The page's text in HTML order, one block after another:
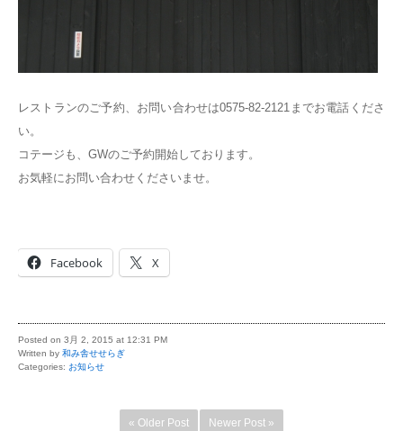
レストランのご予約、お問い合わせは0575-82-2121までお電話くださ
い。
コテージも、GWのご予約開始しております。
お気軽にお問い合わせくださいませ。
Facebook X
Posted on 3月 2, 2015 at 12:31 PM
Written by 和み舎せせらぎ
Categories: お知らせ
« Older Post Newer Post »